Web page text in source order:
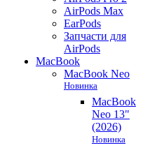
AirPods Max
EarPods
Запчасти для
AirPods
MacBook
MacBook Neo
Новинка
MacBook
Neo 13"
(2026)
Новинка